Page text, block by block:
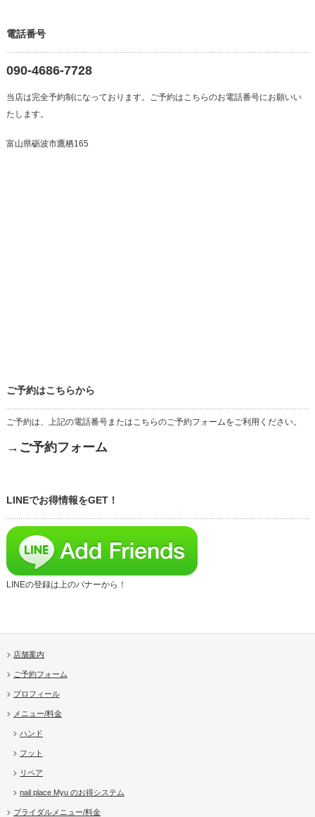
電話番号
090-4686-7728
当店は完全予約制になっております。ご予約はこちらのお電話番号にお願いい
たします。
富山県砺波市鷹栖165
ご予約はこちらから
ご予約は、上記の電話番号またはこちらのご予約フォームをご利用ください。
→ご予約フォーム
LINEでお得情報をGET！
LINEの登録は上のバナーから！
店舗案内
ご予約フォーム
プロフィール
メニュー/料金
ハンド
フット
リペア
nail place Myu のお得システム
ブライダルメニュー/料金